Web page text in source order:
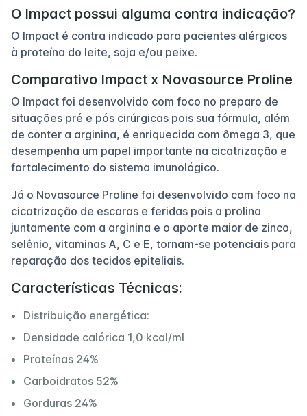
O Impact possui alguma contra indicação?
O Impact é contra indicado para pacientes alérgicos
à proteína do leite, soja e/ou peixe.
Comparativo Impact x Novasource Proline
O Impact foi desenvolvido com foco no preparo de
situações pré e pós cirúrgicas pois sua fórmula, além
de conter a arginina, é enriquecida com ômega 3, que
desempenha um papel importante na cicatrização e
fortalecimento do sistema imunológico.
Já o Novasource Proline foi desenvolvido com foco na
cicatrização de escaras e feridas pois a prolina
juntamente com a arginina e o aporte maior de zinco,
selênio, vitaminas A, C e E, tornam-se potenciais para
reparação dos tecidos epiteliais.
Características Técnicas:
Distribuição energética:
Densidade calórica 1,0 kcal/ml
Proteínas 24%
Carboidratos 52%
Gorduras 24%